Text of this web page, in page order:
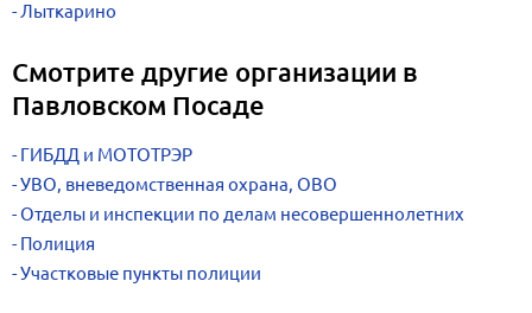
Лыткарино
Смотрите другие организации в
Павловском Посаде
ГИБДД и МОТОТРЭР
УВО, вневедомственная охрана, ОВО
Отделы и инспекции по делам несовершеннолетних
Полиция
Участковые пункты полиции